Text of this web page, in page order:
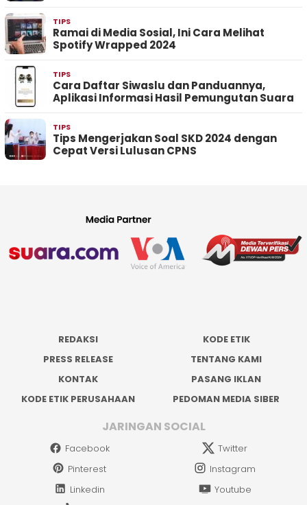
TIPS
Ramai di Media Sosial, Ini Cara Melihat
Spotify Wrapped 2024
TIPS
Cara Daftar Siwaslu dan Panduannya,
Aplikasi Informasi Hasil Pemungutan Suara
TIPS
Tips Mengerjakan Soal SKD 2024 dengan
Cepat Versi Lulusan CPNS
REDAKSI
KODE ETIK
PRESS RELEASE
TENTANG KAMI
KONTAK
PASANG IKLAN
KODE ETIK PERUSAHAAN
PEDOMAN MEDIA SIBER
JARINGAN SOCIAL
Facebook
Twitter
Pinterest
Instagram
Linkedin
Youtube